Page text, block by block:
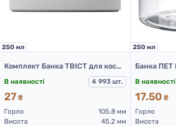
250 мл
Комплект Банка ТВІСТ для косметичних засобів, біла, ПП, 0,2 з білою кришкою
В наявності 4 993 шт.
27 ₴
Горло
105.8 мм
Висота
45.2 мм
250 мл
В наявності
17.50 ₴
Горло
Висота